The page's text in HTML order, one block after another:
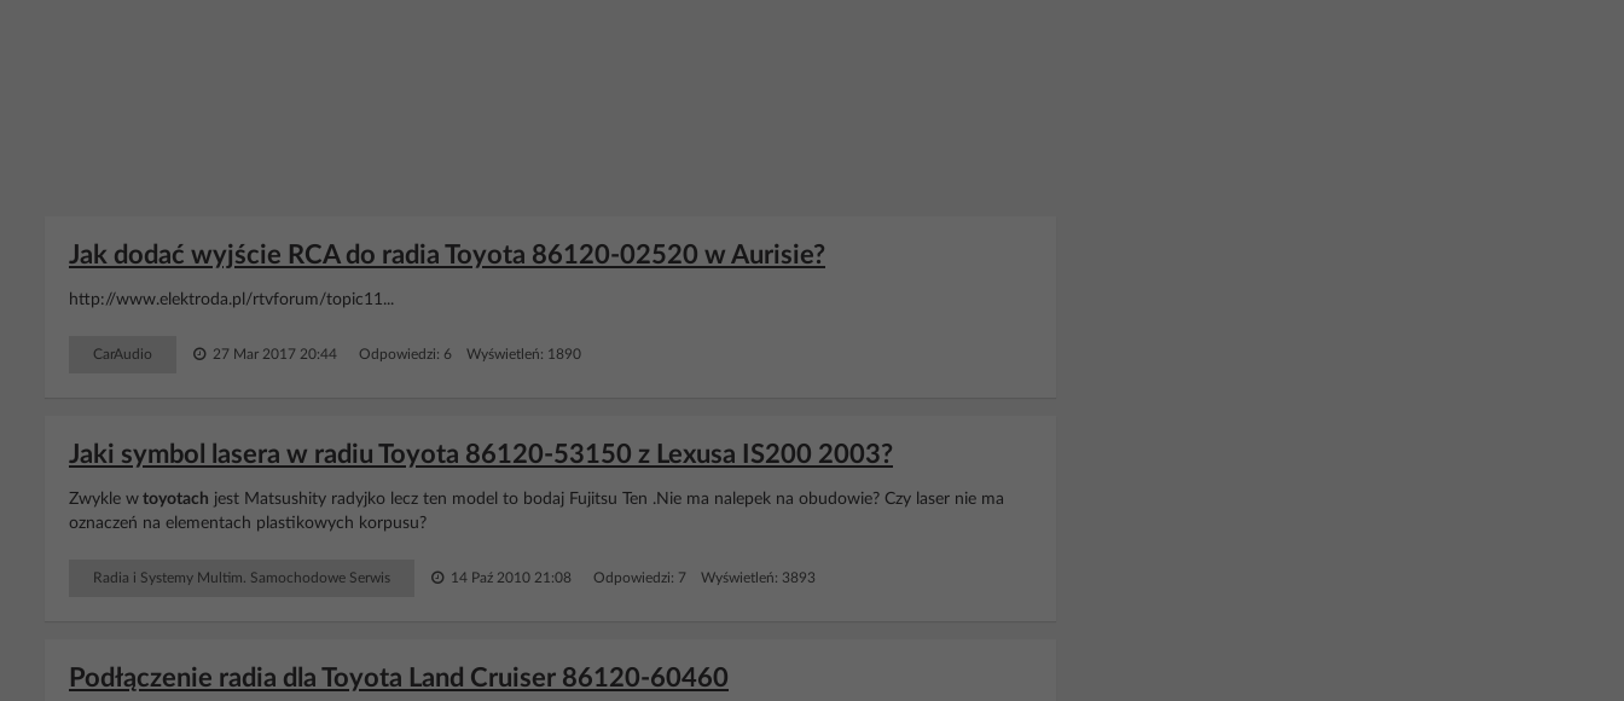
Jak dodać wyjście RCA do radia Toyota 86120-02520 w Aurisie?
http://www.elektroda.pl/rtvforum/topic11...
CarAudio 27 Mar 2017 20:44 Odpowiedzi: 6 Wyświetleń: 1890
Jaki symbol lasera w radiu Toyota 86120-53150 z Lexusa IS200 2003?
Zwykle w toyotach jest Matsushity radyjko lecz ten model to bodaj Fujitsu Ten .Nie ma nalepek na obudowie? Czy laser nie ma
oznaczeń na elementach plastikowych korpusu?
Radia i Systemy Multim. Samochodowe Serwis 14 Paź 2010 21:08 Odpowiedzi: 7 Wyświetleń: 3893
Podłączenie radia dla Toyota Land Cruiser 86120-60460